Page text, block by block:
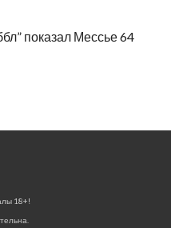
показал Мессье 64
18+!